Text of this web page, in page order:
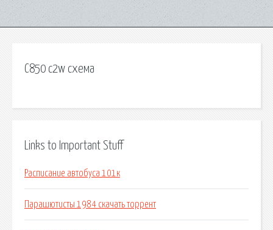
C850 c2w схема
Links to Important Stuff
Расписание автобуса 101к
Парашютисты 1984 скачать торрент